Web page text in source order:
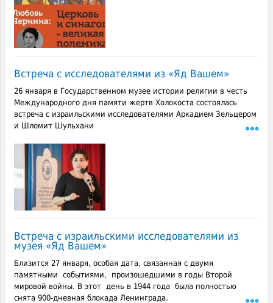
Встреча с исследователями из «Яд Вашем»
26 января в Государственном музее истории религии в честь
Международного дня памяти жертв Холокоста состоялась
встреча с израильскими исследователями Аркадием Зельцером
и Шломит Шульхани
Встреча с израильскими исследователями из
музея «Яд Вашем»
Близится 27 января, особая дата, связанная с двумя
памятными событиями, произошедшими в годы Второй
мировой войны. В этот день в 1944 года была полностью
снята 900-дневная блокада Ленинграда.